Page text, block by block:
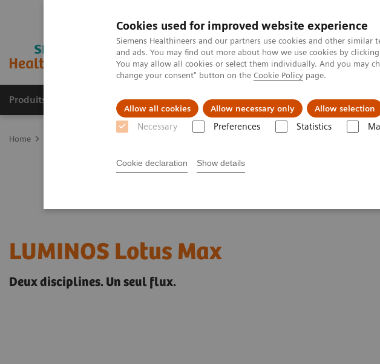
Cookies used for improved website experience
Siemens Healthineers and our partners use cookies and other
and ads. You may find out more about how we use cookies by
You may allow all cookies or select them individually. And you may
change your consent" button on the Cookie Policy page.
Allow all cookies Allow necessary only Allow selection
Necessary Preferences Statistics
Cookie declaration Show details
Produits & services Domaines cliniques Actualités et
Home
LUMINOS Lotus Max
Deux disciplines. Un seul flux.